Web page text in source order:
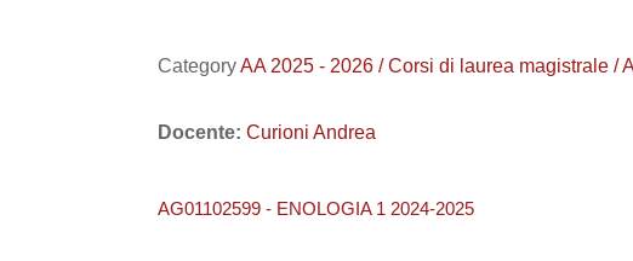
CategoryAA 2025 - 2026 / Corsi di laurea magistrale /
Docente: Curioni Andrea
AG01102599 - ENOLOGIA 1 2024-2025